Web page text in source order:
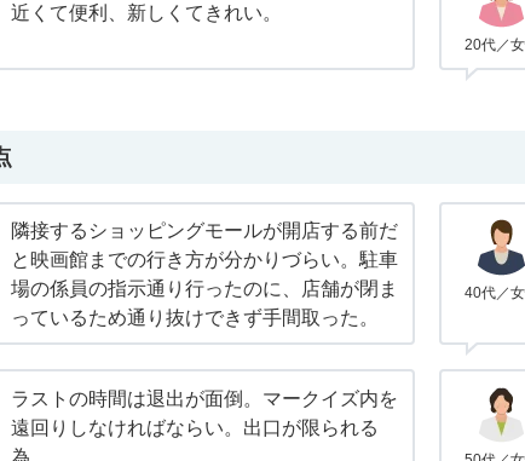
近くて便利、新しくてきれい。
20代／
隣接するショッピングモールが開店する前だ
と映画館までの行き方が分かりづらい。駐車
場の係員の指示通り行ったのに、店舗が閉ま
っているため通り抜けできず手間取った。
40代／
ラストの時間は退出が面倒。マークイズ内を
遠回りしなければならい。出口が限られる
為。